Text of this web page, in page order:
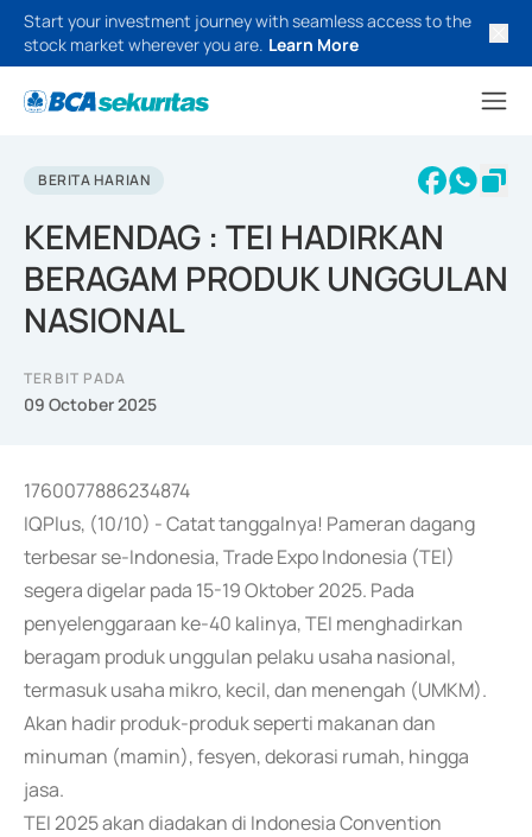
Start your investment journey with seamless access to the
stock market wherever you are. Learn More
BERITA HARIAN
KEMENDAG : TEI HADIRKAN
BERAGAM PRODUK UNGGULAN
NASIONAL
TERBIT PADA
09 October 2025
1760077886234874
IQPlus, (10/10) - Catat tanggalnya! Pameran dagang
terbesar se-Indonesia, Trade Expo Indonesia (TEI)
segera digelar pada 15-19 Oktober 2025. Pada
penyelenggaraan ke-40 kalinya, TEI menghadirkan
beragam produk unggulan pelaku usaha nasional,
termasuk usaha mikro, kecil, dan menengah (UMKM).
Akan hadir produk-produk seperti makanan dan
minuman (mamin), fesyen, dekorasi rumah, hingga
jasa.
TEI 2025 akan diadakan di Indonesia Convention